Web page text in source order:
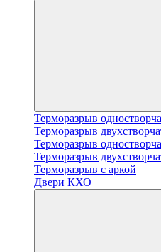
Терморазрыв
Терморазрыв
Терморазрыв
Терморазрыв
Терморазрыв с аркой
Двери КХО